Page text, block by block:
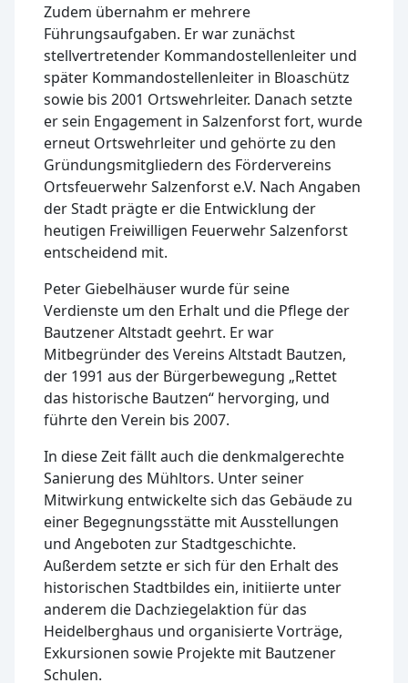
Zudem übernahm er mehrere
Führungsaufgaben. Er war zunächst
stellvertretender Kommandostellenleiter und
später Kommandostellenleiter in Bloaschütz
sowie bis 2001 Ortswehrleiter. Danach setzte
er sein Engagement in Salzenforst fort, wurde
erneut Ortswehrleiter und gehörte zu den
Gründungsmitgliedern des Fördervereins
Ortsfeuerwehr Salzenforst e.V. Nach Angaben
der Stadt prägte er die Entwicklung der
heutigen Freiwilligen Feuerwehr Salzenforst
entscheidend mit.
Peter Giebelhäuser wurde für seine
Verdienste um den Erhalt und die Pflege der
Bautzener Altstadt geehrt. Er war
Mitbegründer des Vereins Altstadt Bautzen,
der 1991 aus der Bürgerbewegung „Rettet
das historische Bautzen“ hervorging, und
führte den Verein bis 2007.
In diese Zeit fällt auch die denkmalgerechte
Sanierung des Mühltors. Unter seiner
Mitwirkung entwickelte sich das Gebäude zu
einer Begegnungsstätte mit Ausstellungen
und Angeboten zur Stadtgeschichte.
Außerdem setzte er sich für den Erhalt des
historischen Stadtbildes ein, initiierte unter
anderem die Dachziegelaktion für das
Heidelberghaus und organisierte Vorträge,
Exkursionen sowie Projekte mit Bautzener
Schulen.